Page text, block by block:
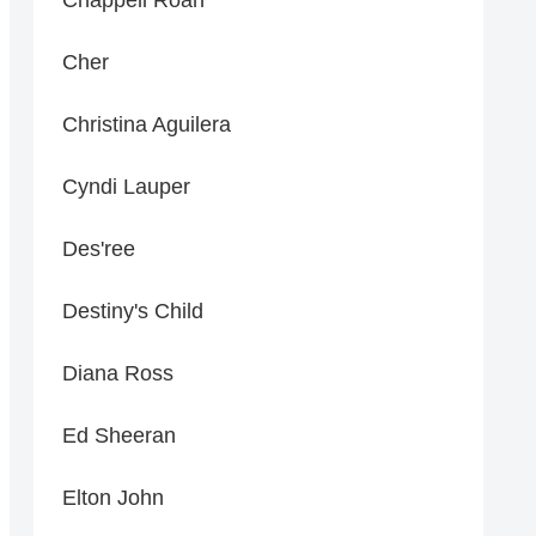
Cher
Christina Aguilera
Cyndi Lauper
Des'ree
Destiny's Child
Diana Ross
Ed Sheeran
Elton John